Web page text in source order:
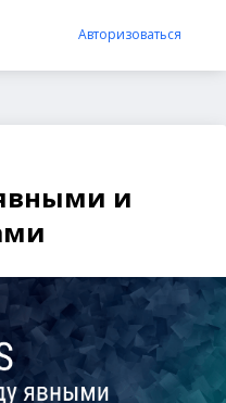
Авторизоваться
и